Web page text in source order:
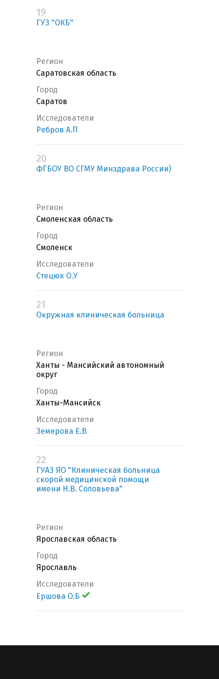
19
ГУЗ "ОКБ"
Регион
Саратовская область
Город
Саратов
Исследователи
Ребров А.П
20
ФГБОУ ВО СГМУ Минздрава России)
Регион
Смоленская область
Город
Смоленск
Исследователи
Стецюк О.У
21
Окружная клиническая больница
Регион
Ханты - Мансийский автономный
округ
Город
Ханты-Мансийск
Исследователи
Земерова Е.В
22
ГУАЗ ЯО "Клиническая больница
скорой медицинской помощи
имени Н.В. Соловьева"
Регион
Ярославская область
Город
Ярославль
Исследователи
Ершова О.Б